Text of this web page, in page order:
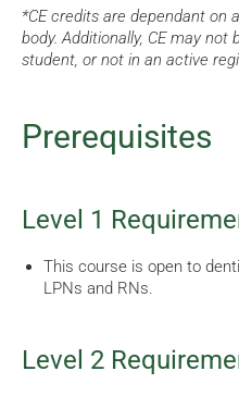
*CE credits are dependant on
body. Additionally, CE may not
student, or not in an active
Prerequisites
Level 1
This course is open to
LPNs and RNs.
Level 2